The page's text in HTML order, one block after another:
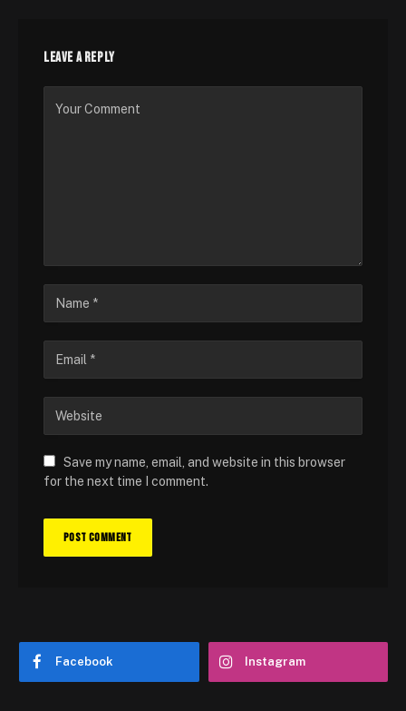
LEAVE A REPLY
Save my name, email, and website in this browser
for the next time I comment.
Facebook Instagram